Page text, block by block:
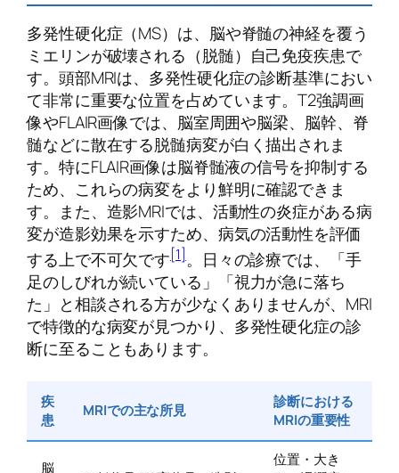
多発性硬化症（MS）は、脳や脊髄の神経を覆う
ミエリンが破壊される（脱髄）自己免疫疾患で
す。頭部MRIは、多発性硬化症の診断基準におい
て非常に重要な位置を占めています。T2強調画
像やFLAIR画像では、脳室周囲や脳梁、脳幹、脊
髄などに散在する脱髄病変が白く描出されま
す。特にFLAIR画像は脳脊髄液の信号を抑制する
ため、これらの病変をより鮮明に確認できま
す。また、造影MRIでは、活動性の炎症がある病
変が造影効果を示すため、病気の活動性を評価
する上で不可欠です[1]。日々の診療では、「手
足のしびれが続いている」「視力が急に落ち
た」と相談される方が少なくありませんが、MRI
で特徴的な病変が見つかり、多発性硬化症の診
断に至ることもあります。
疾
患
MRIでの主な所見
診断における
MRIの重要性
脳
位置・大き